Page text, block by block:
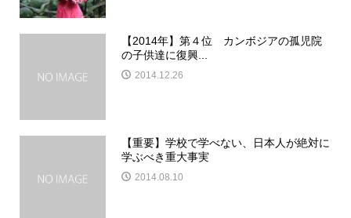
【2014年】第４位 カンボジアの孤児院
の子供達に復興...
2014.12.26
【重要】学校で学べない、日本人が絶対に
学ぶべき重大事実
2014.08.10